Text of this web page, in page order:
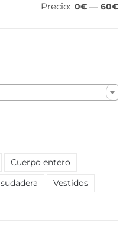
Precio: 0€ — 60€
Cuerpo entero
sudadera Vestidos